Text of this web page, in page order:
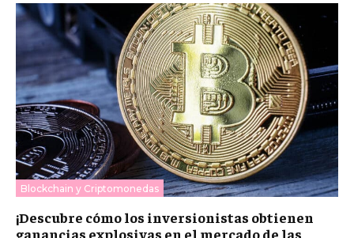
Blockchain y Criptomonedas
¡Descubre cómo los inversionistas obtienen
ganancias explosivas en el mercado de las